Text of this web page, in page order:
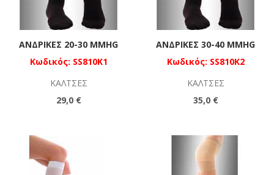
ΑΝΔΡΙΚΈΣ 20-30 MMHG
Κωδικός: SS810K1
ΚΆΛΤΣΕΣ
29,0 €
ΑΝΔΡΙΚΈΣ 30-40 MMHG
Κωδικός: SS810K2
ΚΆΛΤΣΕΣ
35,0 €